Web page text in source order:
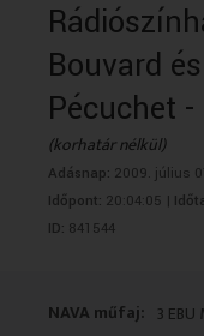
Bouvard és
Pécuchet
(korhatár nélkül)
Adásnap: 2009. július
Időpont: 20:04:05 |
ID: 841544
NAVA műfaj: 3 EBU